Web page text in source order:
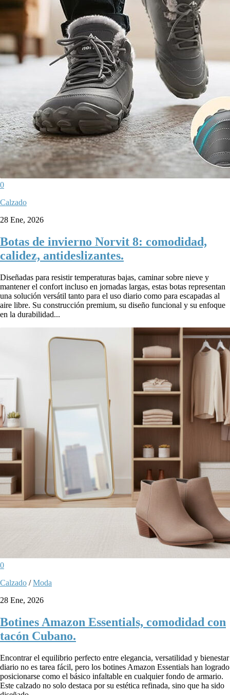
0
Calzado
28 Ene, 2026
Botas de invierno Norvit 8: comodidad,
calidez, antideslizantes.
Diseñadas para resistir temperaturas bajas, caminar sobre nieve y
mantener el confort incluso en jornadas largas, estas botas representan
una solución versátil tanto para el uso diario como para escapadas al
aire libre. Su construcción premium, su diseño funcional y su enfoque
en la durabilidad...
0
Calzado /Moda
28 Ene, 2026
Botines Amazon Essentials, comodidad con
tacón Cubano.
Encontrar el equilibrio perfecto entre elegancia, versatilidad y bienestar
diario no es tarea fácil, pero los botines Amazon Essentials han logrado
posicionarse como el básico infaltable en cualquier fondo de armario.
Este calzado no solo destaca por su estética refinada, sino que ha sido